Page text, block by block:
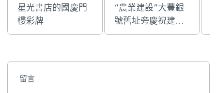
星光書店的國慶門
樓彩牌
“農業建設”大豐銀
號舊址旁慶祝建國
十週年的國慶牌樓
留言